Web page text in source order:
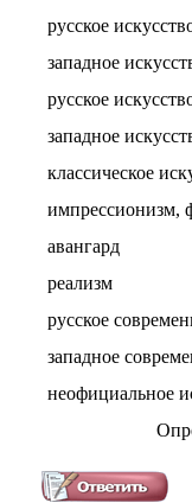
русское
западное
русское
западное
классическое
импрессионизм,
авангард
реализм
русское
западное
неофициальное